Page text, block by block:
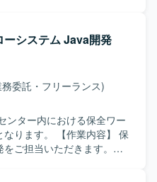
ます。Snowflakeなどの
ることで、新しい技術要
ことができます。 【開
）、AWS、Snowflake、
していただきます。
仕様を習得いただきなが
ス準備までを一貫して対
を求めております。既存
がら、自身で調査・判断
ムメンバーと円滑にコミ
務を進行できる方が望まし
スまでを経験できる案件
ーシステム Java開発
務委託・フリーランス)
ンター内における保全ワー
作業内容】 保
ご担当いただきます。